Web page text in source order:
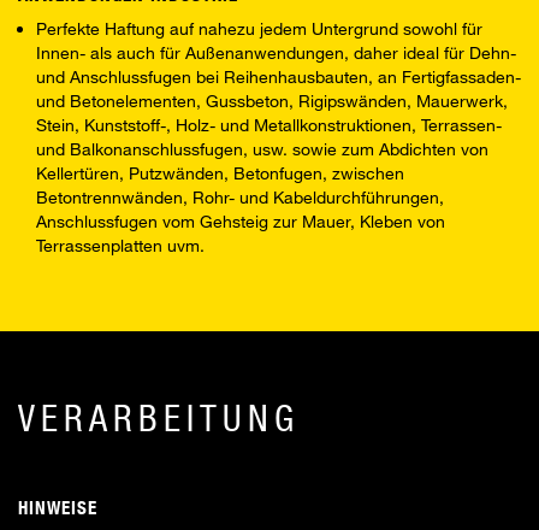
Perfekte Haftung auf nahezu jedem Untergrund sowohl für
Innen- als auch für Außenanwendungen, daher ideal für Dehn-
und Anschlussfugen bei Reihenhausbauten, an Fertigfassaden-
und Betonelementen, Gussbeton, Rigipswänden, Mauerwerk,
Stein, Kunststoff-, Holz- und Metallkonstruktionen, Terrassen-
und Balkonanschlussfugen, usw. sowie zum Abdichten von
Kellertüren, Putzwänden, Betonfugen, zwischen
Betontrennwänden, Rohr- und Kabeldurchführungen,
Anschlussfugen vom Gehsteig zur Mauer, Kleben von
Terrassenplatten uvm.
VERARBEITUNG
HINWEISE